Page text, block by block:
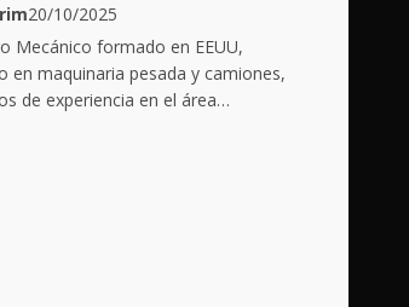
20/10/2025
Mecánico formado en EEUU,
en maquinaria pesada y camiones,
de experiencia en el área…